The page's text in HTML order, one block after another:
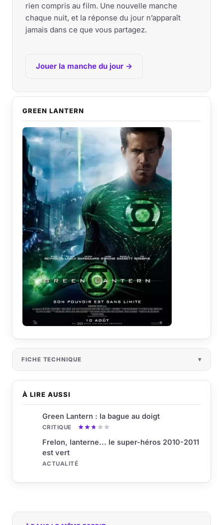
rien compris au film. Une nouvelle manche
chaque nuit, et la réponse du jour n’apparaît
jamais dans ce que vous partagez.
Jouer la manche du jour →
À LIRE AUSSI
Green Lantern : la bague au doigt
CRITIQUE
Frelon, lanterne... le super-héros 2010-2011
est vert
ACTUALITÉ
GREEN LANTERN
FICHE TECHNIQUE